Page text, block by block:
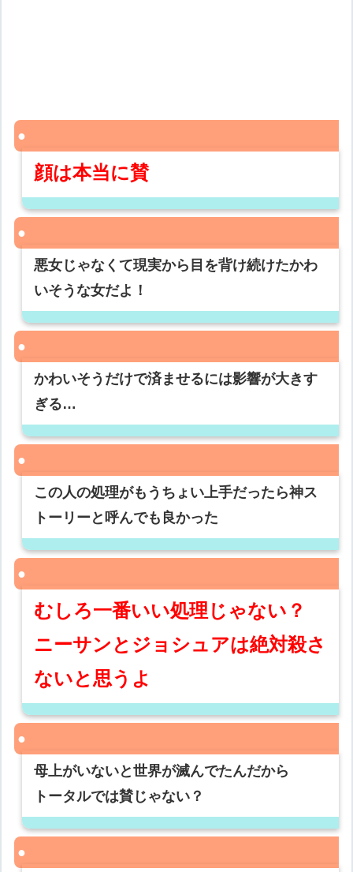
顔は本当に賛
悪女じゃなくて現実から目を背け続けたかわ
いそうな女だよ！
かわいそうだけで済ませるには影響が大きす
ぎる…
この人の処理がもうちょい上手だったら神ス
トーリーと呼んでも良かった
むしろ一番いい処理じゃない？
ニーサンとジョシュアは絶対殺さ
ないと思うよ
母上がいないと世界が滅んでたんだから
トータルでは賛じゃない？